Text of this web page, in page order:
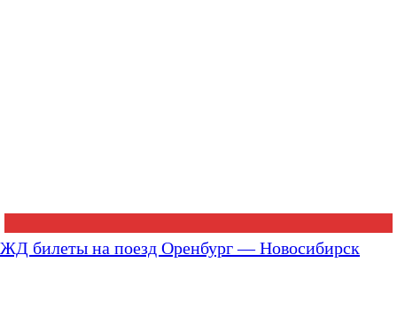
ЖД билеты на поезд Оренбург — Новосибирск